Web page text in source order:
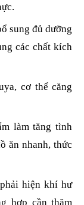
sung đủ dưỡng
các chất kích
cơ thể căng
làm tăng tình
ăn nhanh, thức
hiện khí hư
hợp cần thăm